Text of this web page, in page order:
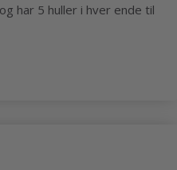
har 5 huller i hver ende til